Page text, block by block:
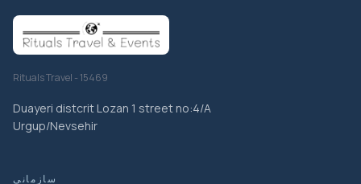
Rituals Travel - 15469
Duayeri distcrit Lozan 1 street no:4/A
Urgup/Nevsehir
سازمانی